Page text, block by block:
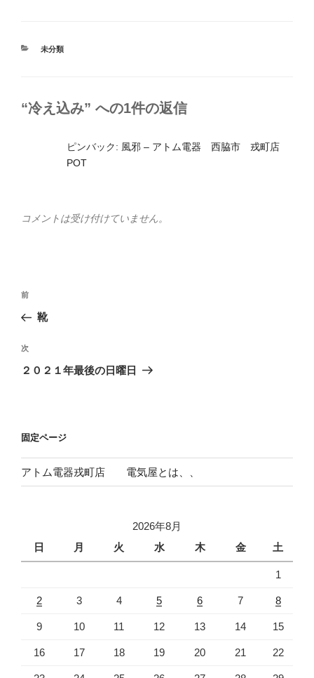
カ
未分類
“冷え込み” への1件の返信
ピンバック: 風邪 – アトム電器 西脇市 戎町店
POT
コメントは受け付けていません。
投
ナ
ビ
ゲ
ン
前
の
稿
前
靴
次
の
次
２０２１年最後の日曜日
固定ページ
アトム電器戎町店 電気屋とは、、
2026年8月
日
月 火 水 木 金 土
1
2 3 4 5 6 7 8
9 10 11 12 13 14 15
16 17 18 19 20 21 22